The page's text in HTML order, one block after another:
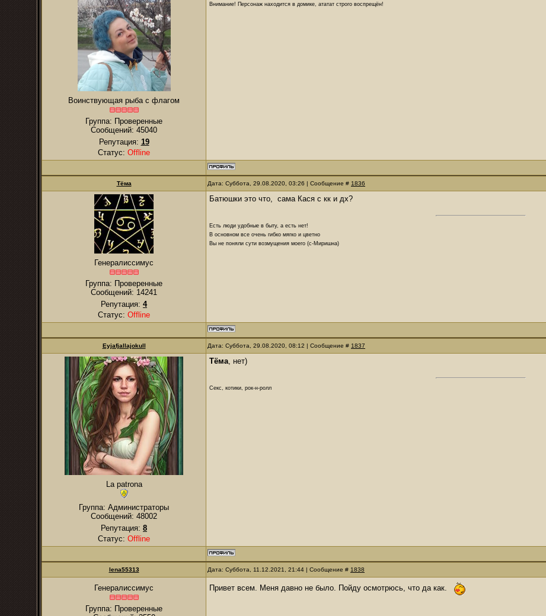
Воинствующая рыба с флагом
Группа: Проверенные
Сообщений: 45040
Репутация: 19
Статус: Offline
Внимание! Персонаж находится в домике, ататат строго воспрещён!
Тёма Дата: Суббота, 29.08.2020, 03:26 | Сообщение # 1836
Генералиссимус
Группа: Проверенные
Сообщений: 14241
Репутация: 4
Статус: Offline
Батюшки это что, сама Кася с кк и дх?
Есть люди удобные в быту, а есть нет!
В основном все очень гибко мягко и цветно
Вы не поняли сути возмущения моего (с-Миришна)
Eyjafjallajokull Дата: Суббота, 29.08.2020, 08:12 | Сообщение # 1837
La patrona
Группа: Администраторы
Сообщений: 48002
Репутация: 8
Статус: Offline
Тёма, нет)
Секс, котики, рок-н-ролл
lena55313 Дата: Суббота, 11.12.2021, 21:44 | Сообщение # 1838
Генералиссимус
Группа: Проверенные
Привет всем. Меня давно не было. Пойду осмотрюсь, что да как.